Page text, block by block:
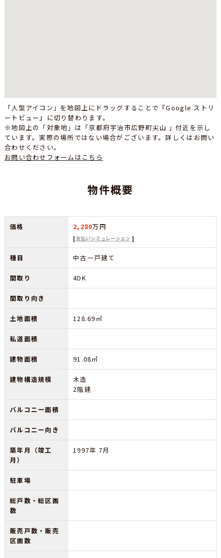
「人型アイコン」を地図上にドラッグすることで『Google ストリ
ートビュー』に切り替わります。
※地図上の「対象地」は「京都府宇治市広野町尖山 」付近を示し
ています。実際の場所ではない場合がございます。詳しくはお問い
合わせください。
お問い合わせフォームはこちら
物件概要
価格 2,280万円
支払いシミュレーション
種目 中古一戸建て
間取り 4DK
間取り向き
土地面積 128.69㎡
私道面積
建物面積 91.08㎡
建物構造規模
木造
2階建
バルコニー面積
バルコニー向き
築年月（竣工
月）
1997年 7月
駐車場
総戸数・総区画
数
販売戸数・販売
区画数